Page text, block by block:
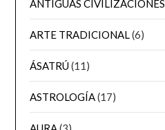
ANTIGUAS CIVILIZACIONES
ARTE TRADICIONAL(6)
ÁSATRÚ(11)
ASTROLOGÍA(17)